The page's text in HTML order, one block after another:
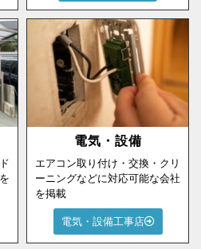
電気・設備
エアコン取り付け・交換・クリ
ーニングなどに対応可能な会社
を掲載
電気・設備工事店